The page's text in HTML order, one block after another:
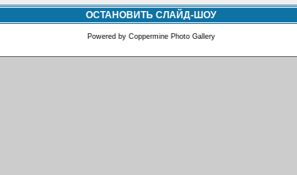
ОСТАНОВИТЬ СЛАЙД-ШОУ
Powered by Coppermine Photo Gallery